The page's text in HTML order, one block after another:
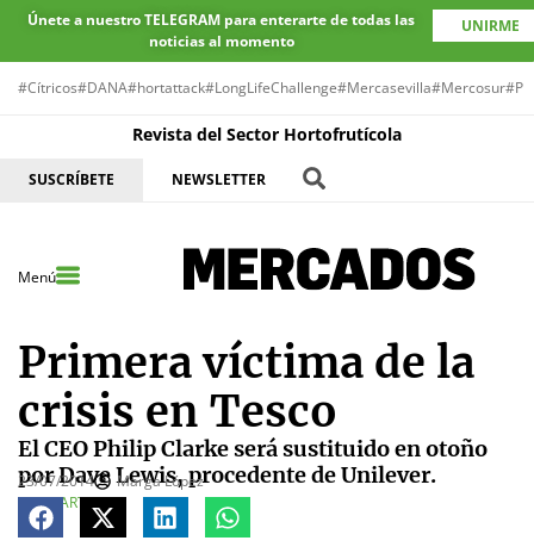
Únete a nuestro TELEGRAM para enterarte de todas las
noticias al momento
UNIRME
#Cítricos#DANA#hortattack#LongLifeChallenge#Mercasevilla#Mercosur
Revista del Sector Hortofrutícola
SUSCRÍBETE NEWSLETTER
Menú
Primera víctima de la
crisis en Tesco
El CEO Philip Clarke será sustituido en otoño
por Dave Lewis, procedente de Unilever.
23/07/2014
Marga López
COMPARTE